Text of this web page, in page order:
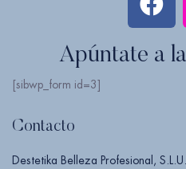
Apúntate a
[sibwp_form id=3]
Contacto
Destetika Belleza Profesional,